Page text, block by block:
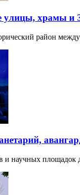
улицы, храмы и
район
и научных